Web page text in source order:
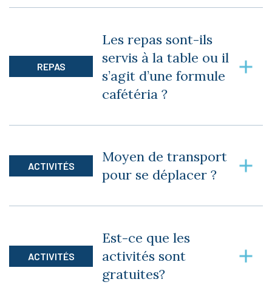
REPAS
Les repas sont-ils
servis à la table ou il
s’agit d’une formule
cafétéria ?
empreinte de respect et de chaleur humaine.
ACTIVITÉS
Moyen de transport
pour se déplacer ?
ACTIVITÉS
Est-ce que les
activités sont
gratuites?